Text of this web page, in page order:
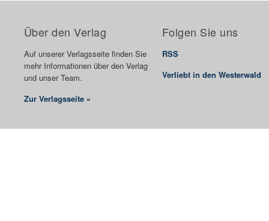
Über den Verlag
Auf unserer Verlagsseite finden Sie
mehr Informationen über den Verlag
und unser Team.
Zur Verlagsseite »
Folgen Sie uns
RSS
Verliebt in den Westerwald